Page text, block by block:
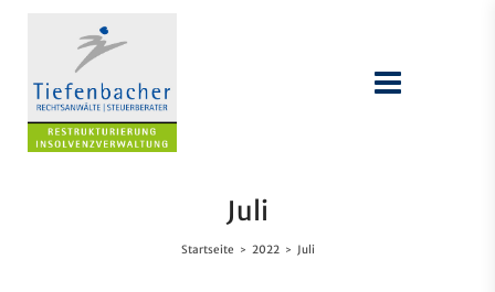
Juli
Startseite > 2022 > Juli